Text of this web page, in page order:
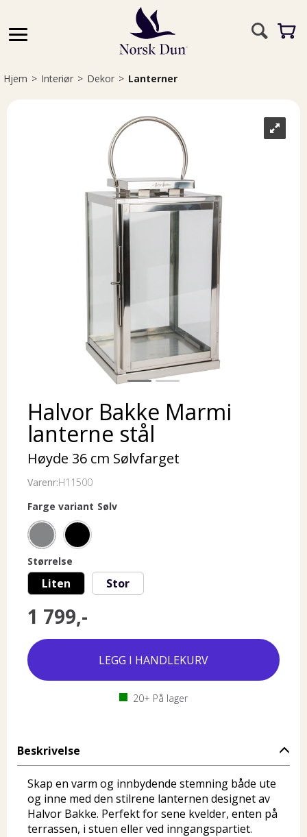
Hjem>Interiør>Dekor>Lanterner
Halvor Bakke Marmi
lanterne stål
Høyde 36 cm Sølvfarget
Varenr:H11500
Farge variant Sølv
Størrelse
Liten Stor
1 799,-
20+ På lager
Beskrivelse
Skap en varm og innbydende stemning både ute
og inne med den stilrene lanternen designet av
Halvor Bakke. Perfekt for sene kvelder, enten på
terrassen, i stuen eller ved inngangspartiet.